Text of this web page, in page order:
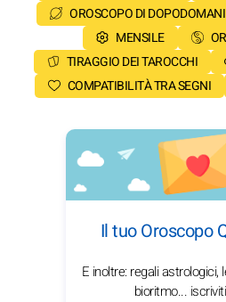
OROSCOPO DI DOPODOMANI
MENSILE
TIRAGGIO DEI TAROCCHI
COMPATIBILITÀ TRA SEGNI
Il tuo Oroscopo
E inoltre: regali
bioritmo...